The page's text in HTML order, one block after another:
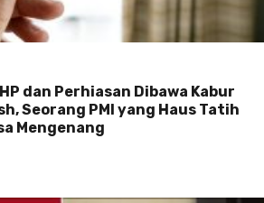
dan Perhiasan Dibawa Kabur
Seorang PMI yang Haus Tatih
Mengenang